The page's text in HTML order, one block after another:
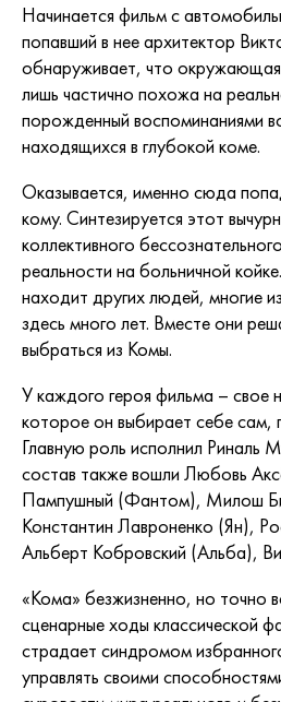
Начинается фильм с
попавший в нее архитектор
обнаруживает, что окружающая
лишь частично похожа на
порожденный воспоминаниями
находящихся в глубокой коме.
Оказывается, именно сюда
кому. Синтезируется этот
коллективного
реальности на больничной
находит других людей, многие
здесь много лет. Вместе они
выбраться из Комы.
У каждого героя фильма – свое
которое он выбирает себе сам,
Главную роль исполнил Риналь
состав также вошли Любовь
Пампушный (Фантом), Милош
Константин Лавроненко (Ян),
Альберт Кобровский (Альба),
«Кома» безжизненно, но точно
сценарные ходы классической
страдает синдромом
управлять своими